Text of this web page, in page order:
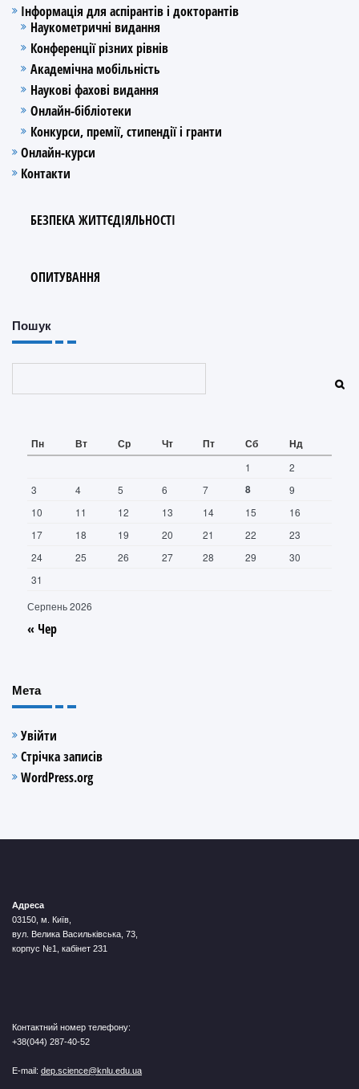
Інформація для аспірантів і докторантів
Наукометричні видання
Конференції різних рівнів
Академічна мобільність
Наукові фахові видання
Онлайн-бібліотеки
Конкурси, премії, стипендії і гранти
Онлайн-курси
Контакти
БЕЗПЕКА ЖИТТЄДІЯЛЬНОСТІ
ОПИТУВАННЯ
Пошук
Серпень 2026
Пн Вт Ср Чт Пт Сб Нд
1
2
3
4 5 6 7 8
9
10
11 12 13 14 15
16
17
18 19 20 21 22
23
24
25 26 27 28 29
30
31
« Чер
Мета
Увійти
Стрічка записів
WordPress.org
Адреса
03150, м. Київ,
вул. Велика Васильківська, 73,
корпус №1, кабінет 231
Контактний номер телефону:
+38(044) 287-40-52
E-mail: dep.science@knlu.edu.ua